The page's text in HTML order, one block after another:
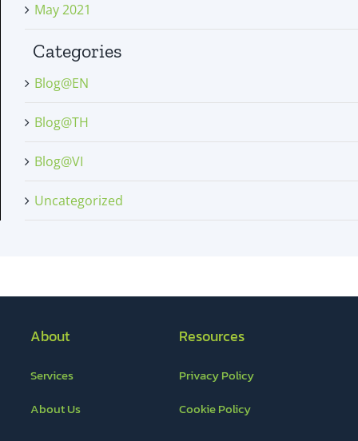
May 2021
Categories
Blog@EN
Blog@TH
Blog@VI
Uncategorized
About
Services
About Us
Resources
Privacy Policy
Cookie Policy